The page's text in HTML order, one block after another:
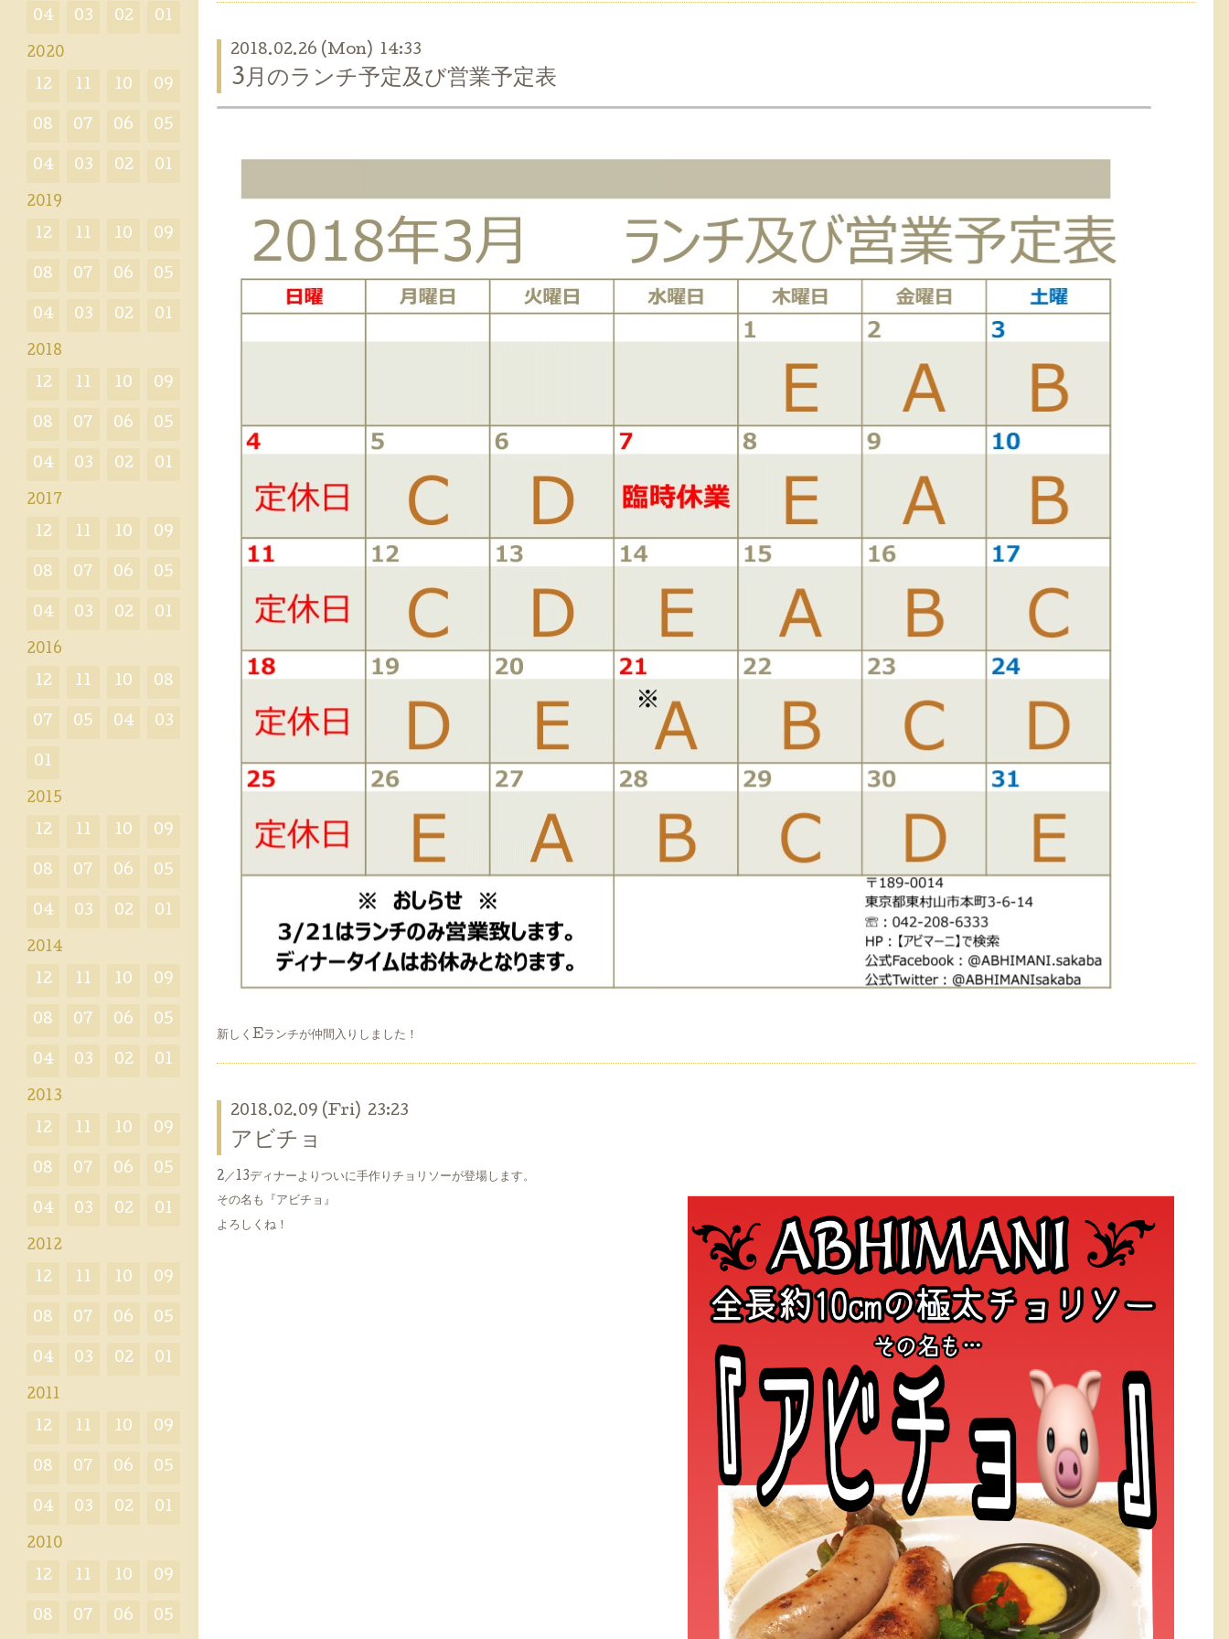
2018.02.26 (Mon) 14:33
3月のランチ予定及び営業予定表
新しくEランチが仲間入りしました！
2018.02.09 (Fri) 23:23
アビチョ
2／13ディナーよりついに手作りチョリソーが登場します。
その名も『アビチョ』
よろしくね！
04 03 02 01
2020
12 11 10 09
08 07 06 05
04 03 02 01
2019
12 11 10 09
08 07 06 05
04 03 02 01
2018
12 11 10 09
08 07 06 05
04 03 02 01
2017
12 11 10 09
08 07 06 05
04 03 02 01
2016
12 11 10 08
07 05 04 03
01
2015
12 11 10 09
08 07 06 05
04 03 02 01
2014
12 11 10 09
08 07 06 05
04 03 02 01
2013
12 11 10 09
08 07 06 05
04 03 02 01
2012
12 11 10 09
08 07 06 05
04 03 02 01
2011
12 11 10 09
08 07 06 05
04 03 02 01
2010
12 11 10 09
08 07 06 05